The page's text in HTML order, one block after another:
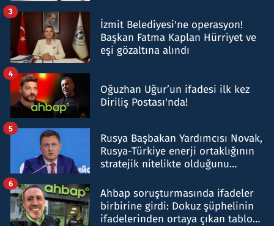
İzmit Belediyesi'ne operasyon!
Başkan Fatma Kaplan Hürriyet ve
eşi gözaltına alındı
3
Oğuzhan Uğur’un ifadesi ilk kez
Diriliş Postası'nda!
4
Rusya Başbakan Yardımcısı Novak,
Rusya-Türkiye enerji ortaklığının
stratejik nitelikte olduğunu
5
Ahbap soruşturmasında ifadeler
birbirine girdi: Dokuz şüphelinin
ifadelerinden ortaya çıkan tablo
6